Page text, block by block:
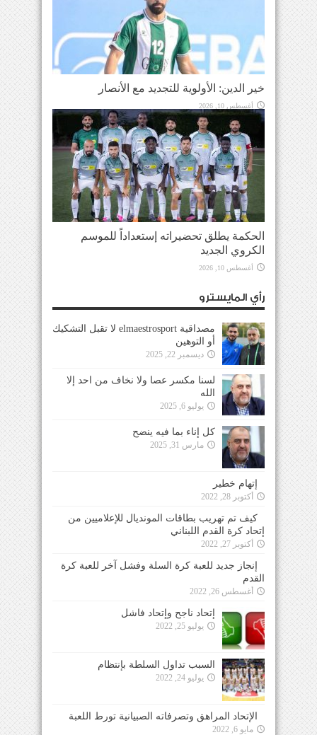
خير الدين: الأولوية للتجديد مع الأنصار
أغسطس 10, 2026
الحكمة يطلق تحضيراته إستعداداً للموسم
الكروي الجديد
أغسطس 10, 2026
رأي المايسترو
مصداقية elmaestrosport لا تقبل التشكيك
أو التوهين
ديسمبر 22, 2025
لسنا مكسر عصا ولا نخاف من احد إلا
الله
يوليو 6, 2025
كل إناء بما فيه ينضح
مارس 31, 2025
إتهام خطير
أكتوبر 28, 2022
كيف تم تهريب بطاقات المونديال للإعلاميين من
إتحاد كرة القدم اللبناني
أكتوبر 27, 2022
إنجاز جديد للعبة كرة السلة وفشل آخر للعبة كرة
القدم
أغسطس 26, 2022
إتحاد ناجح وإتحاد فاشل
يوليو 25, 2022
السبب تداول السلطة بإنتظام
يوليو 24, 2022
الإتحاد المراهق وتصرفاته الصبيانية تورط اللعبة
مايو 6, 2022